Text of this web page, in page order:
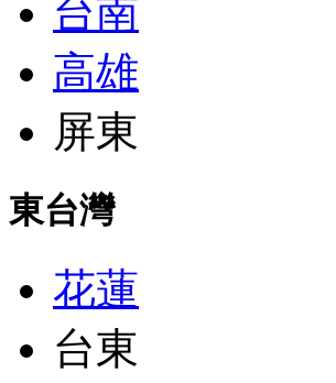
台南
高雄
屏東
東台灣
花蓮
台東